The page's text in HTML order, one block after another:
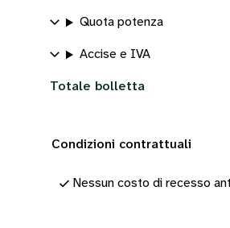
Quota potenza
Accise e IVA
Totale bolletta
Condizioni contrattuali
Nessun costo di recesso